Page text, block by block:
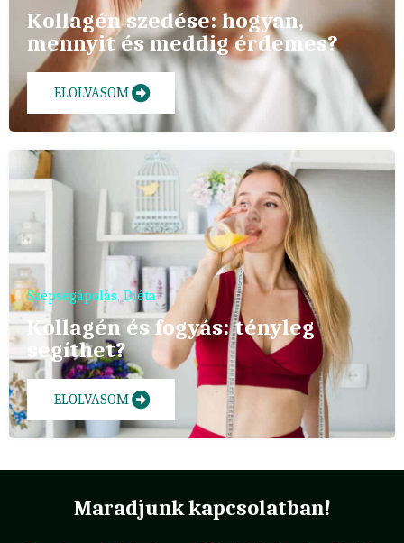
Kollagén szedése: hogyan,
mennyit és meddig érdemes?
ELOLVASOM
Szépségápolás, Diéta
Kollagén és fogyás: tényleg
segíthet?
ELOLVASOM
Maradjunk kapcsolatban!